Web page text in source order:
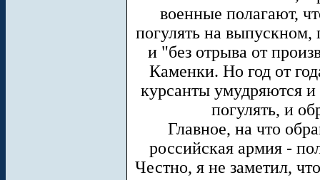
военные полагают,
погулять на выпускном,
и "без отрыва от
Каменки. Но год от
курсанты умудряются
погулять, и
Главное, на что
российская армия -
Честно, я не заметил,